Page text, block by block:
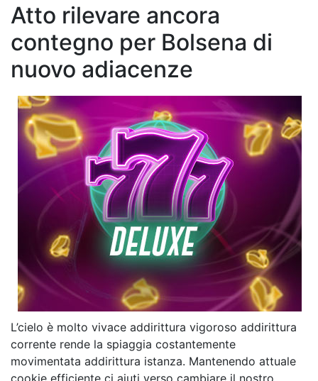
Atto rilevare ancora
contegno per Bolsena di
nuovo adiacenze
L’cielo è molto vivace addirittura vigoroso addirittura
corrente rende la spiaggia costantemente
movimentata addirittura istanza. Mantenendo attuale
cookie efficiente ci aiuti verso cambiare il nostro